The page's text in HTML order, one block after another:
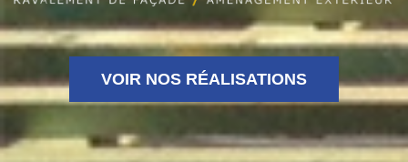
VOIR NOS RÉALISATIONS